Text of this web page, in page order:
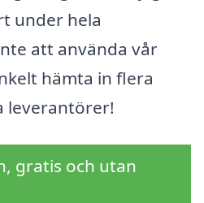
under hela
att använda vår
hämta in flera
leverantörer!
gratis och utan